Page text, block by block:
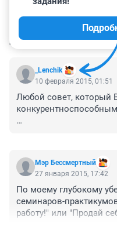
КОММЕНТАРИИ 4
_Lenchik
10 февраля 2015, 01:51
Любой совет, который
особенно когда
зарплаты в течении
мое резюме и только
оплачиваемую работу
поехать в декабре в
Мэр Бессмертный
27 января 2015, 17:42
По моему глубокому
семинаров-
работу!" или "Продай